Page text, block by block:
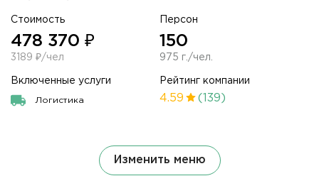
Стоимость
478 370 ₽
3189 ₽/чел
Персон
150
975 г./чел.
Включенные услуги
Логистика
Рейтинг компании
4.59 (139)
Изменить меню